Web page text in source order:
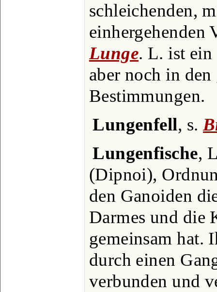
schleichenden,
einhergehenden
Lunge. L. ist ein
aber noch in
Bestimmungen.
Lungenfell, s.
Lungenfische,
(Dipnoi),
den Ganoiden
Darmes und die
gemeinsam hat.
durch einen
verbunden und